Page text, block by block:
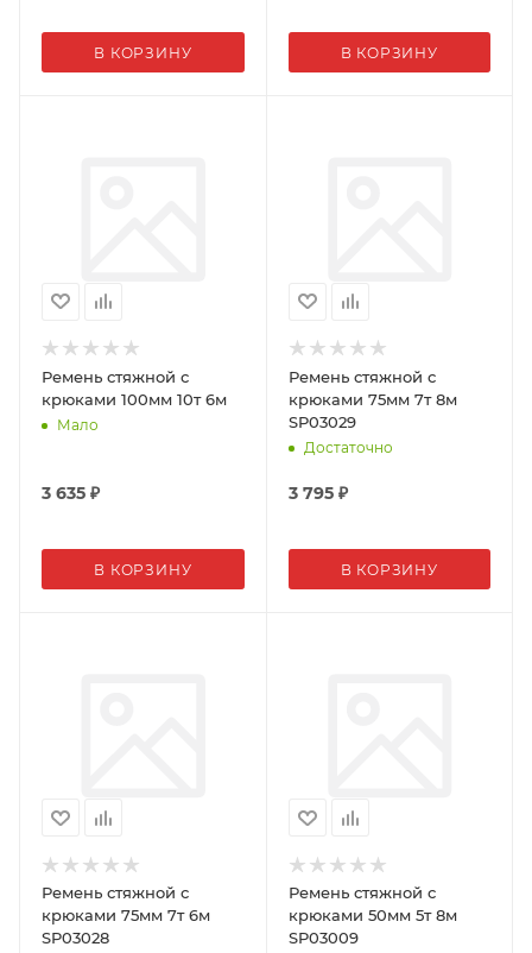
В КОРЗИНУ В КОРЗИНУ
Ремень стяжной с
крюками 100мм 10т 6м
Мало
3 635 ₽
В КОРЗИНУ
Ремень стяжной с
крюками 75мм 7т 8м
SP03029
Достаточно
3 795₽
В КОРЗИНУ
Ремень стяжной с
крюками 75мм 7т 6м
SP03028
Ремень стяжной с
крюками 50мм 5т 8м
SP03009